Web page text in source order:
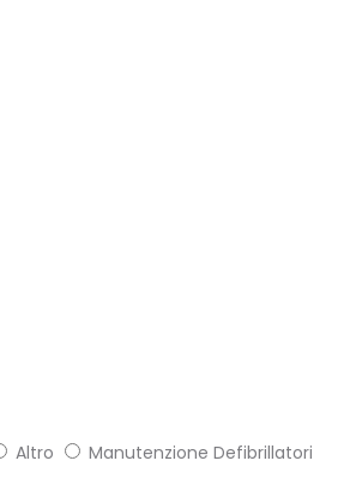
Altro Manutenzione Defibrillatori